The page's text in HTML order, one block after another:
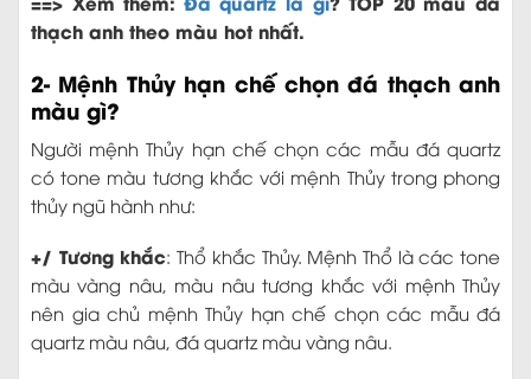
thạch anh theo màu hot nhất.
2- Mệnh Thủy hạn chế chọn đá thạch anh
màu gì?
Người mệnh Thủy hạn chế chọn các mẫu đá quartz
có tone màu tương khắc với mệnh Thủy trong phong
thủy ngũ hành như:
+/ Tương khắc: Thổ khắc Thủy. Mệnh Thổ là các tone
màu vàng nâu, màu nâu tương khắc với mệnh Thủy
nên gia chủ mệnh Thủy hạn chế chọn các mẫu đá
quartz màu nâu, đá quartz màu vàng nâu.